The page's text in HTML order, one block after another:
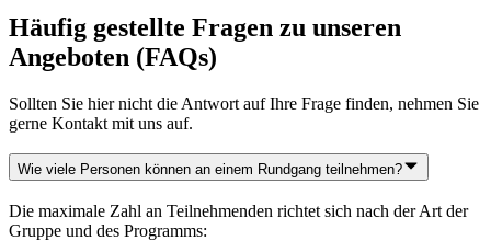
Häufig gestellte Fragen zu unseren
Angeboten (FAQs)
Sollten Sie hier nicht die Antwort auf Ihre Frage finden, nehmen Sie
gerne Kontakt mit uns auf.
Wie viele Personen können an einem Rundgang teilnehmen?
Die maximale Zahl an Teilnehmenden richtet sich nach der Art der
Gruppe und des Programms: